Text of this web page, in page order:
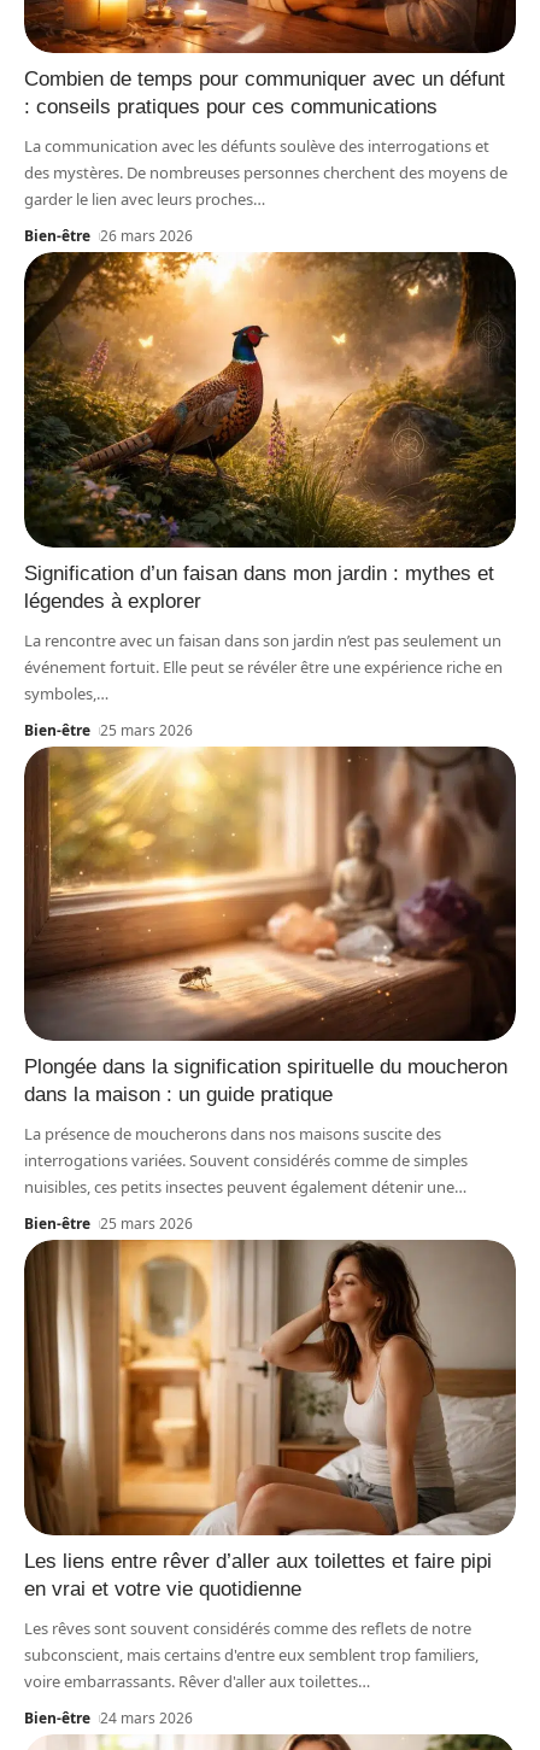
Combien de temps pour communiquer avec un défunt
: conseils pratiques pour ces communications
La communication avec les défunts soulève des interrogations et
des mystères. De nombreuses personnes cherchent des moyens de
garder le lien avec leurs proches…
Bien-être 26 mars 2026
Signification d’un faisan dans mon jardin : mythes et
légendes à explorer
La rencontre avec un faisan dans son jardin n’est pas seulement un
événement fortuit. Elle peut se révéler être une expérience riche en
symboles, …
Bien-être 25 mars 2026
Plongée dans la signification spirituelle du moucheron
dans la maison : un guide pratique
La présence de moucherons dans nos maisons suscite des
interrogations variées. Souvent considérés comme de simples
nuisibles, ces petits insectes peuvent également détenir une…
Bien-être 25 mars 2026
Les liens entre rêver d’aller aux toilettes et faire pipi
en vrai et votre vie quotidienne
Les rêves sont souvent considérés comme des reflets de notre
subconscient, mais certains d'entre eux semblent trop familiers,
voire embarrassants. Rêver d'aller aux toilettes…
Bien-être 24 mars 2026